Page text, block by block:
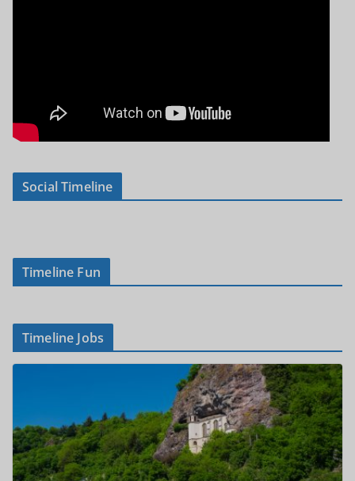
Social Timeline
Timeline Fun
Timeline Jobs